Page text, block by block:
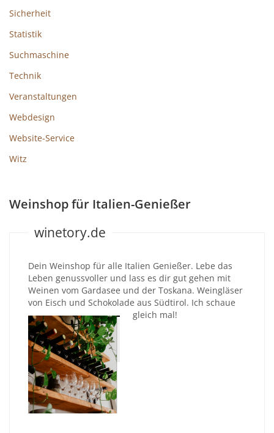
Sicherheit
Statistik
Suchmaschine
Technik
Veranstaltungen
Webdesign
Website-Service
Witz
Weinshop für Italien-Genießer
winetory.de
Dein Weinshop für alle Italien Genießer. Lebe das
Leben genussvoller und lass es dir gut gehen mit
Weinen vom Gardasee und der Toskana. Weingläser
von Eisch und Schokolade aus Südtirol. Ich schaue
gleich mal!